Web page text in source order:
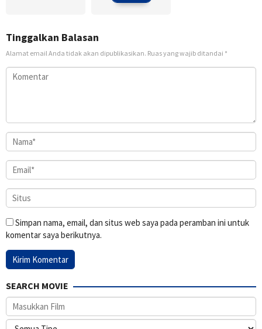
Tinggalkan Balasan
Alamat email Anda tidak akan dipublikasikan. Ruas yang wajib ditandai *
Simpan nama, email, dan situs web saya pada peramban ini untuk
komentar saya berikutnya.
SEARCH MOVIE